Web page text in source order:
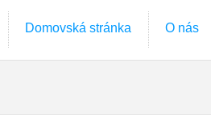
Domovská stránka O nás